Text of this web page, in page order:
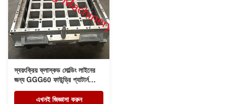
স্বয়ংক্রিয় ফ্লাস্কড মোল্ডিং লাইনের
জন্য GGG60 ফাউন্ড্রি প্যাটার্ন
বলস্টার
এখনই জিজ্ঞাসা করুন